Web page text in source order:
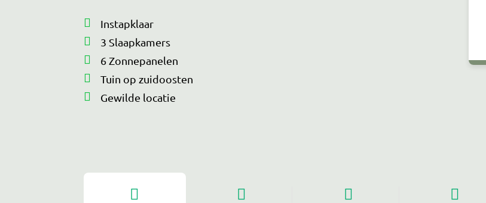
Instapklaar
3 Slaapkamers
6 Zonnepanelen
Tuin op zuidoosten
Gewilde locatie